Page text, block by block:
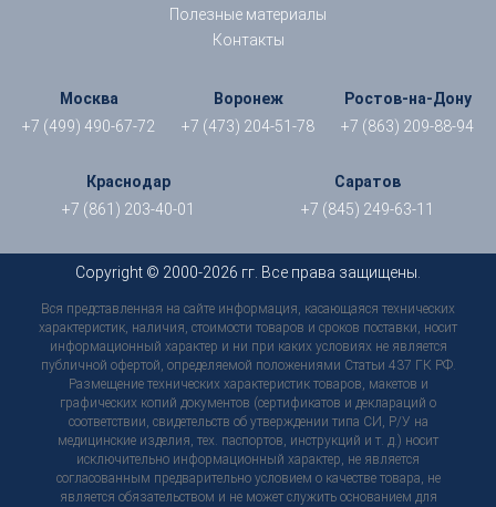
Полезные материалы
Контакты
Москва
+7 (499) 490-67-72
Воронеж
+7 (473) 204-51-78
Ростов-на-Дону
+7 (863) 209-88-94
Краснодар
+7 (861) 203-40-01
Саратов
+7 (845) 249-63-11
Copyright © 2000-2026 гг. Все права защищены.
Вся представленная на сайте информация, касающаяся технических
характеристик, наличия, стоимости товаров и сроков поставки, носит
информационный характер и ни при каких условиях не является
публичной офертой, определяемой положениями Статьи 437 ГК РФ.
Размещение технических характеристик товаров, макетов и
графических копий документов (сертификатов и деклараций о
соответствии, свидетельств об утверждении типа СИ, Р/У на
медицинские изделия, тех. паспортов, инструкций и т. д.) носит
исключительно информационный характер, не является
согласованным предварительно условием о качестве товара, не
является обязательством и не может служить основанием для